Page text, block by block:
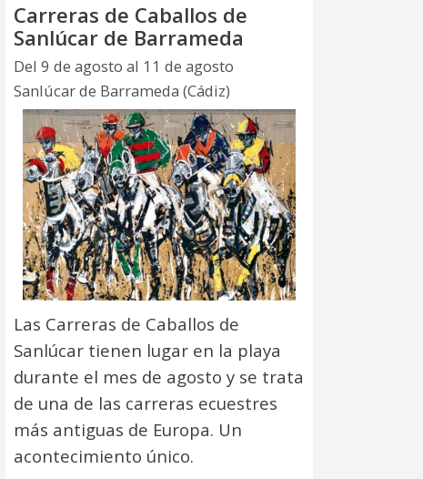
Carreras de Caballos de
Sanlúcar de Barrameda
Del 9 de agosto al 11 de agosto
Sanlúcar de Barrameda (Cádiz)
Las Carreras de Caballos de
Sanlúcar tienen lugar en la playa
durante el mes de agosto y se trata
de una de las carreras ecuestres
más antiguas de Europa. Un
acontecimiento único.